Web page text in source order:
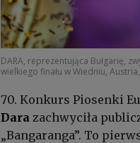
DARA, reprezentująca Bułgarię,
wielkiego finału w Wiedniu,
70. Konkurs Piosenki
Dara zachwyciła
„Bangaranga”. To